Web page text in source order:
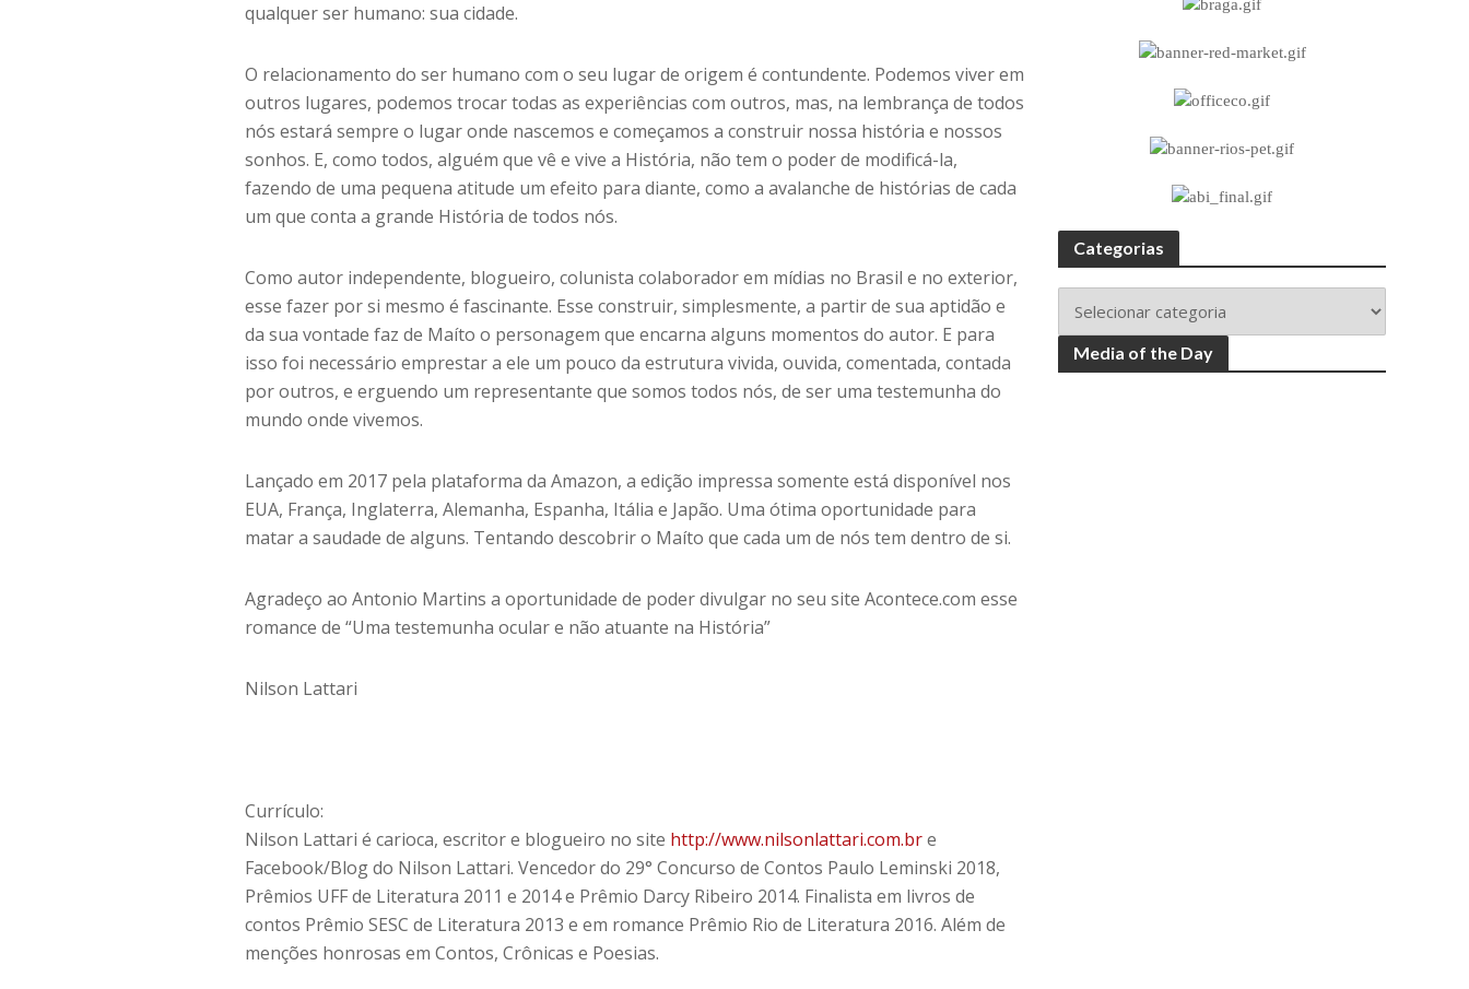
qualquer ser humano: sua cidade.
O relacionamento do ser humano com o seu lugar de origem é contundente. Podemos viver em
outros lugares, podemos trocar todas as experiências com outros, mas, na lembrança de todos
nós estará sempre o lugar onde nascemos e começamos a construir nossa história e nossos
sonhos. E, como todos, alguém que vê e vive a História, não tem o poder de modificá-la,
fazendo de uma pequena atitude um efeito para diante, como a avalanche de histórias de cada
um que conta a grande História de todos nós.
Como autor independente, blogueiro, colunista colaborador em mídias no Brasil e no exterior,
esse fazer por si mesmo é fascinante. Esse construir, simplesmente, a partir de sua aptidão e
da sua vontade faz de Maíto o personagem que encarna alguns momentos do autor. E para
isso foi necessário emprestar a ele um pouco da estrutura vivida, ouvida, comentada, contada
por outros, e erguendo um representante que somos todos nós, de ser uma testemunha do
mundo onde vivemos.
Lançado em 2017 pela plataforma da Amazon, a edição impressa somente está disponível nos
EUA, França, Inglaterra, Alemanha, Espanha, Itália e Japão. Uma ótima oportunidade para
matar a saudade de alguns. Tentando descobrir o Maíto que cada um de nós tem dentro de si.
Agradeço ao Antonio Martins a oportunidade de poder divulgar no seu site Acontece.com esse
romance de “Uma testemunha ocular e não atuante na História”
Nilson Lattari
Currículo:
Nilson Lattari é carioca, escritor e blogueiro no site http://www.nilsonlattari.com.bre
Facebook/Blog do Nilson Lattari. Vencedor do 29° Concurso de Contos Paulo Leminski 2018,
Prêmios UFF de Literatura 2011 e 2014 e Prêmio Darcy Ribeiro 2014. Finalista em livros de
contos Prêmio SESC de Literatura 2013 e em romance Prêmio Rio de Literatura 2016. Além de
menções honrosas em Contos, Crônicas e Poesias.
Categorias
Media of the Day